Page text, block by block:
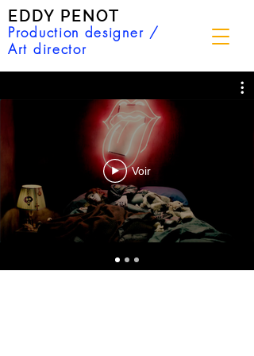
EDDY PENOT
Production designer /
Art director
Voir